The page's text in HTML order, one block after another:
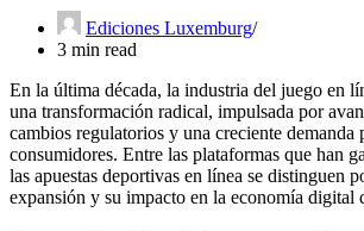
Ediciones Luxemburg
3 min read
En la última década, la industria del juego en
una transformación radical, impulsada por
cambios regulatorios y una creciente demanda
consumidores. Entre las plataformas que han
las apuestas deportivas en línea se distinguen
expansión y su impacto en la economía digital